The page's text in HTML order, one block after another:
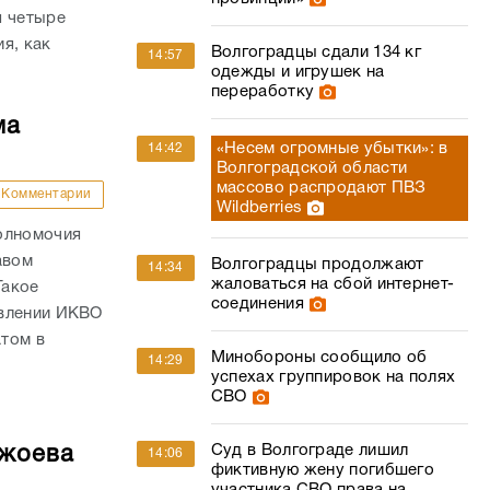
четыре
как
Комментарии
ИКВО
в
14:57
Волгоградцы сдали 134 кг
одежды и игрушек на
переработку
14:42
«Несем огромные убытки»: в
Волгоградской области
массово распродают ПВЗ
Wildberries
14:34
Волгоградцы продолжают
жаловаться на сбой интернет-
соединения
14:29
Минобороны сообщило об
успехах группировок на полях
СВО
14:06
Суд в Волгограде лишил
фиктивную жену погибшего